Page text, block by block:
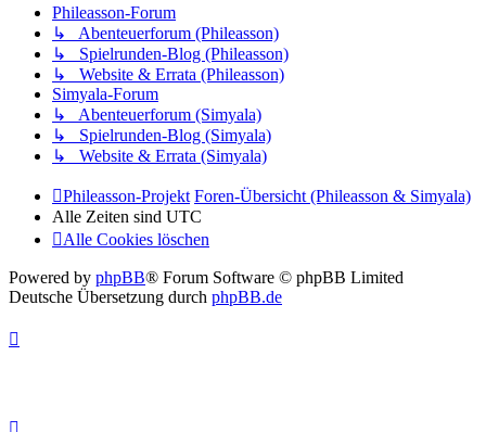
Phileasson-Forum
↳ Abenteuerforum (Phileasson)
↳ Spielrunden-Blog (Phileasson)
↳ Website & Errata (Phileasson)
Simyala-Forum
↳ Abenteuerforum (Simyala)
↳ Spielrunden-Blog (Simyala)
↳ Website & Errata (Simyala)
Phileasson-Projekt Foren-Übersicht (Phileasson & Simyala)
Alle Zeiten sind UTC
Alle Cookies löschen
Powered by phpBB® Forum Software © phpBB Limited
Deutsche Übersetzung durch phpBB.de